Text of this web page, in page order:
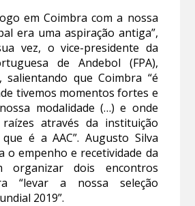
em Coimbra com a nossa
era uma aspiração antiga”,
vez, o vice-presidente da
de Andebol (FPA),
salientando que Coimbra “é
tivemos momentos fortes e
modalidade (…) e onde
através da instituição
é a AAC”. Augusto Silva
o empenho e recetividade da
organizar dois encontros
“levar a nossa seleção
2019”.